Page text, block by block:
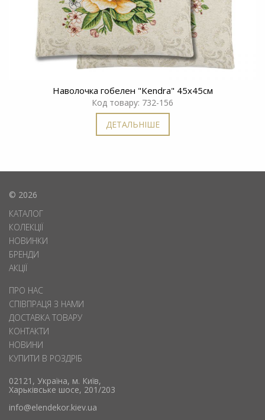
Наволочка гобелен "Kendra" 45x45см
Код товару: 732-156
ДЕТАЛЬНІШЕ
© 2026
КАТАЛОГ
КОЛЕКЦІЇ
НОВИНКИ
БРЕНДИ
АКЦІЇ
ПРО НАС
СПІВПРАЦЯ З НАМИ
ДОСТАВКА ТОВАРУ
КОНТАКТИ
НОВИНИ
КУПИТИ В РОЗДРІБ
02121, Україна, м. Київ,
Харьківське шосе, 201/203
info@elendekor.kiev.ua